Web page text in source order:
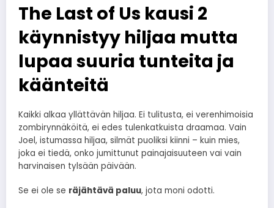
The Last of Us kausi 2
käynnistyy hiljaa mutta
lupaa suuria tunteita ja
käänteitä
Kaikki alkaa yllättävän hiljaa. Ei tulitusta, ei verenhimoisia
zombirynnäköitä, ei edes tulenkatkuista draamaa. Vain
Joel, istumassa hiljaa, silmät puoliksi kiinni – kuin mies,
joka ei tiedä, onko jumittunut painajaisuuteen vai vain
harvinaisen tylsään päivään.
Se ei ole se räjähtävä paluu, jota moni odotti.